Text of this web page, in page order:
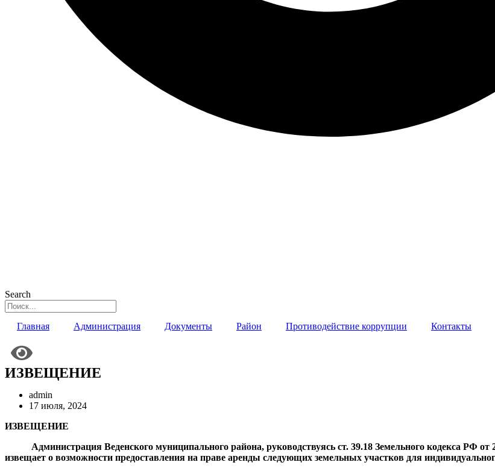
Search
Главная Администрация Документы Район Противодействие коррупции Контакты
ИЗВЕЩЕНИЕ
admin
17 июля, 2024
ИЗВЕЩЕНИЕ
Администрация Веденского муниципального района, руководствуясь ст. 39.18 Земельного кодекса РФ
извещает о возможности предоставления на праве аренды следующих земельных участков для